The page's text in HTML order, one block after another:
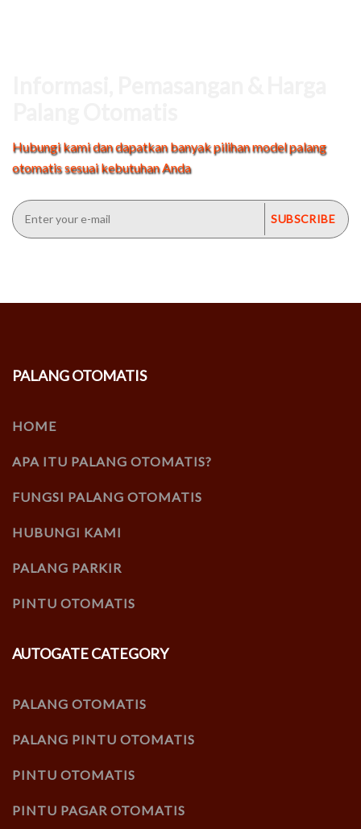
Hubungi kami dan dapatkan banyak pilihan model palang
otomatis sesuai kebutuhan Anda
PALANG OTOMATIS
HOME
APA ITU PALANG OTOMATIS?
FUNGSI PALANG OTOMATIS
HUBUNGI KAMI
PALANG PARKIR
PINTU OTOMATIS
AUTOGATE CATEGORY
PALANG OTOMATIS
PALANG PINTU OTOMATIS
PINTU OTOMATIS
PINTU PAGAR OTOMATIS